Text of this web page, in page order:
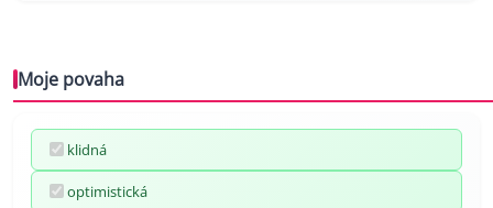
Moje povaha
klidná
optimistická